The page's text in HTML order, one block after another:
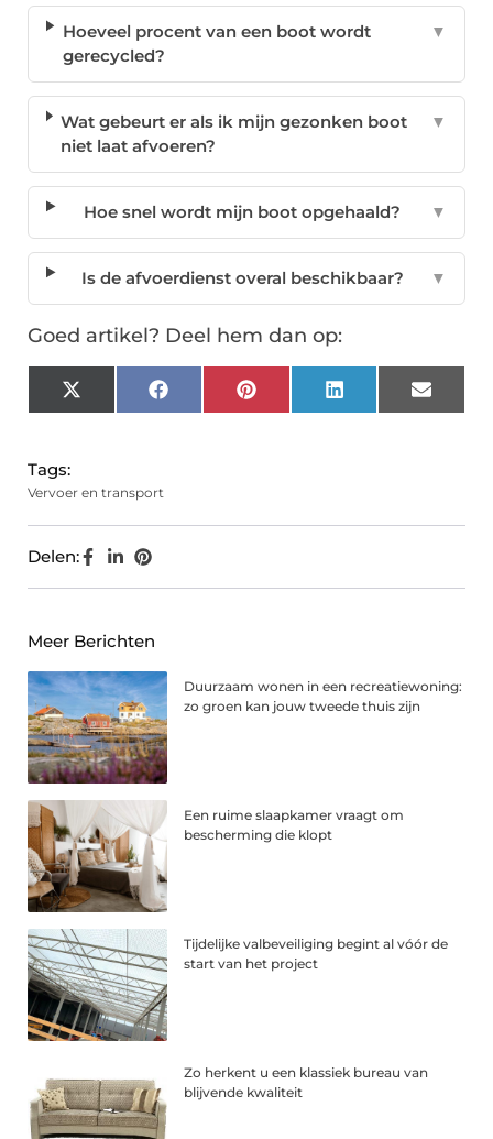
Hoeveel procent van een boot wordt
gerecycled?
▼
Wat gebeurt er als ik mijn gezonken boot
niet laat afvoeren?
▼
Hoe snel wordt mijn boot opgehaald? ▼
Is de afvoerdienst overal beschikbaar? ▼
Goed artikel? Deel hem dan op:
X
(Twitter)
FacebookPinterest LinkedIn Email
Tags:
Vervoer en transport
Delen:
Meer Berichten
Duurzaam wonen in een recreatiewoning:
zo groen kan jouw tweede thuis zijn
Een ruime slaapkamer vraagt om
bescherming die klopt
Tijdelijke valbeveiliging begint al vóór de
start van het project
Zo herkent u een klassiek bureau van
blijvende kwaliteit